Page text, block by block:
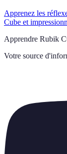
Apprenez les
Cube et
Apprendre Rubik
Votre source